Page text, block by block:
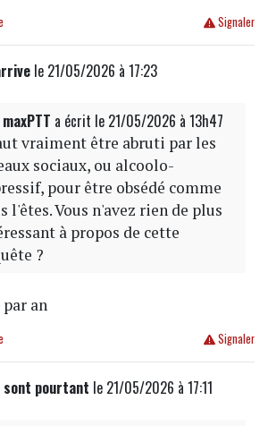
Signaler
le 21/05/2026 à 17:23
maxPTT a écrit le 21/05/2026 à 13h47
vraiment être abruti par les
sociaux, ou alcoolo-
pour être obsédé comme
l'êtes. Vous n'avez rien de plus
à propos de cette
?
par an
Signaler
pourtant le 21/05/2026 à 17:11